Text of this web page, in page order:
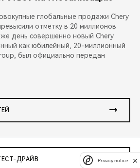
глобальные продажи Chery
отметку в 20 миллионов
день совершенно новый Chery
как юбилейный, 20-миллионный
был официально передан
ДРАЙВ Privacy notice